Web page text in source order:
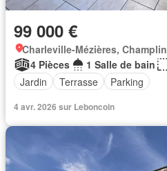
99 000 €
Charleville-Mézières, Champlin
4 Pièces
1 Salle de bain
Jardin
Terrasse Parking
4 avr. 2026 sur Leboncoin